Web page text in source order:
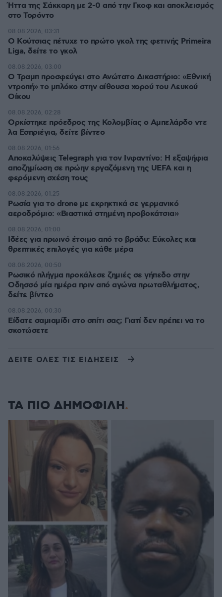
Ήττα της Σάκκαρη με 2-0 από την Γκοφ και αποκλεισμός
στο Τορόντο
Ο Κούτσιας πέτυχε το πρώτο γκολ της φετινής Primeira
Liga, δείτε το γκολ
08.08.2026, 03:31
Ο Τραμπ προσφεύγει στο Ανώτατο Δικαστήριο: «Εθνική
ντροπή» το μπλόκο στην αίθουσα χορού του Λευκού
Οίκου
08.08.2026, 03:00
Ορκίστηκε πρόεδρος της Κολομβίας ο Αμπελάρδο ντε
λα Εσπριέγια, δείτε βίντεο
08.08.2026, 02:28
Αποκαλύψεις Telegraph για τον Ινφαντίνο: Η εξαψήφια
αποζημίωση σε πρώην εργαζόμενη της UEFA και η
φερόμενη σχέση τους
08.08.2026, 01:56
Ρωσία για το drone με εκρηκτικά σε γερμανικό
αεροδρόμιο: «Βιαστικά στημένη προβοκάτσια»
08.08.2026, 01:25
Ιδέες για πρωινό έτοιμο από το βράδυ: Εύκολες και
θρεπτικές επιλογές για κάθε μέρα
08.08.2026, 01:00
Ρωσικό πλήγμα προκάλεσε ζημιές σε γήπεδο στην
Οδησσό μία ημέρα πριν από αγώνα πρωταθλήματος,
δείτε βίντεο
08.08.2026, 00:50
Είδατε σαμιαμίδι στο σπίτι σας; Γιατί δεν πρέπει να το
σκοτώσετε
08.08.2026, 00:30
ΔΕΙΤΕ ΟΛΕΣ ΤΙΣ ΕΙΔΗΣΕΙΣ
ΤΑ ΠΙΟ ΔΗΜΟΦΙΛΗ